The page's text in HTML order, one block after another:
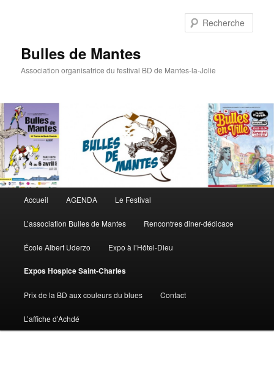
Bulles de Mantes
Association organisatrice du festival BD de Mantes-la-Jolie
Aller au contenu principal
Aller au contenu secondaire
Accueil AGENDA Le Festival
L’association Bulles de Mantes Rencontres diner-dédicace
École Albert Uderzo Expo à l’Hôtel-Dieu
Expos Hospice Saint-Charles
Prix de la BD aux couleurs du blues Contact
L’affiche d’Achdé